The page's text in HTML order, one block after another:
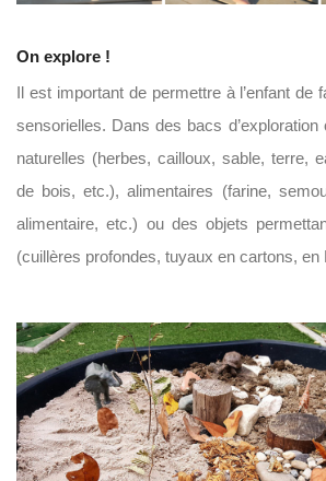
On explore !
Il est important de permettre à l’enfant de
sensorielles. Dans des bacs
naturelles (herbes, cailloux, sable, terre,
de bois, etc.), alimentaires (farine,
alimentaire, etc.) ou des objets
(cuillères profondes, tuyaux en cartons, en